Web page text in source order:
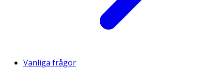
Vanliga frågor